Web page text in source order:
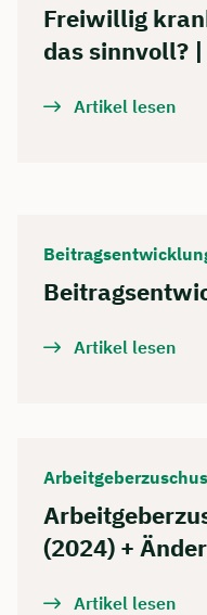
Freiwillig
das sinnvoll?
Artikel lesen
Artikel lesen
(2024) +
Artikel lesen